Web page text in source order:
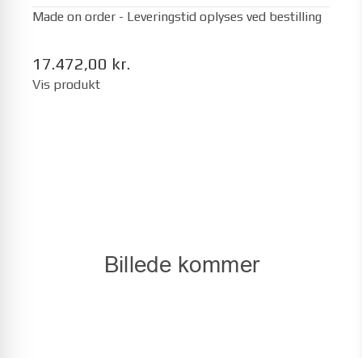
Made on order - Leveringstid oplyses ved bestilling
17.472,00 kr.
Vis produkt